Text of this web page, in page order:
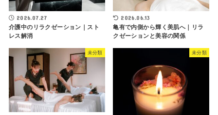
2026.07.27
介護中のリラクゼーション｜スト
レス解消
2026.06.13
亀有で内側から輝く美肌へ｜リラ
クゼーションと美容の関係
未分類 未分類